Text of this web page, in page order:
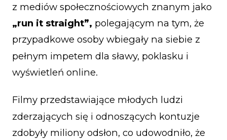
z mediów społecznościowych znanym jako
„run it straight”, polegającym na tym, że
przypadkowe osoby wbiegały na siebie z
pełnym impetem dla sławy, poklasku i
wyświetleń online.
Filmy przedstawiające młodych ludzi
zderzających się i odnoszących kontuzje
zdobyły miliony odsłon, co udowodniło, że